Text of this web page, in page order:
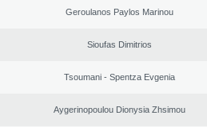
Geroulanos Paylos Marinou
Sioufas Dimitrios
Tsoumani - Spentza Evgenia
Aygerinopoulou Dionysia Zhsimou